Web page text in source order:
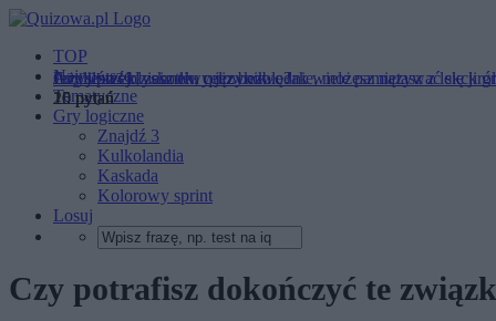
TOP
Najnowsze
Tematyczne
Gry logiczne
Znajdź 3
Kulkolandia
Kaskada
Kolorowy sprint
Losuj
Czy potrafisz dokończyć te
Przysłówek, zaimek, celownik... Jak wiele pamiętasz z lekcji
10 pytań
Jeżeli przejdziesz ten quiz bezbłędnie, możesz nazywać się
20 pytań
Czy jesteś błyskotliwy językowo?
15 pytań